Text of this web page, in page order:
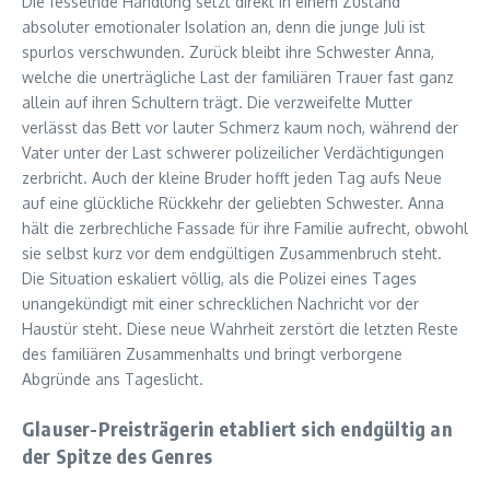
absoluter emotionaler Isolation an, denn die junge Juli ist
spurlos verschwunden. Zurück bleibt ihre Schwester Anna,
welche die unerträgliche Last der familiären Trauer fast ganz
allein auf ihren Schultern trägt. Die verzweifelte Mutter
verlässt das Bett vor lauter Schmerz kaum noch, während der
Vater unter der Last schwerer polizeilicher Verdächtigungen
zerbricht. Auch der kleine Bruder hofft jeden Tag aufs Neue
auf eine glückliche Rückkehr der geliebten Schwester. Anna
hält die zerbrechliche Fassade für ihre Familie aufrecht, obwohl
sie selbst kurz vor dem endgültigen Zusammenbruch steht.
Die Situation eskaliert völlig, als die Polizei eines Tages
unangekündigt mit einer schrecklichen Nachricht vor der
Haustür steht. Diese neue Wahrheit zerstört die letzten Reste
des familiären Zusammenhalts und bringt verborgene
Abgründe ans Tageslicht.
Glauser-Preisträgerin etabliert sich endgültig an
der Spitze des Genres